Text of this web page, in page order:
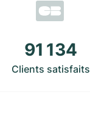
91 134
Clients satisfaits